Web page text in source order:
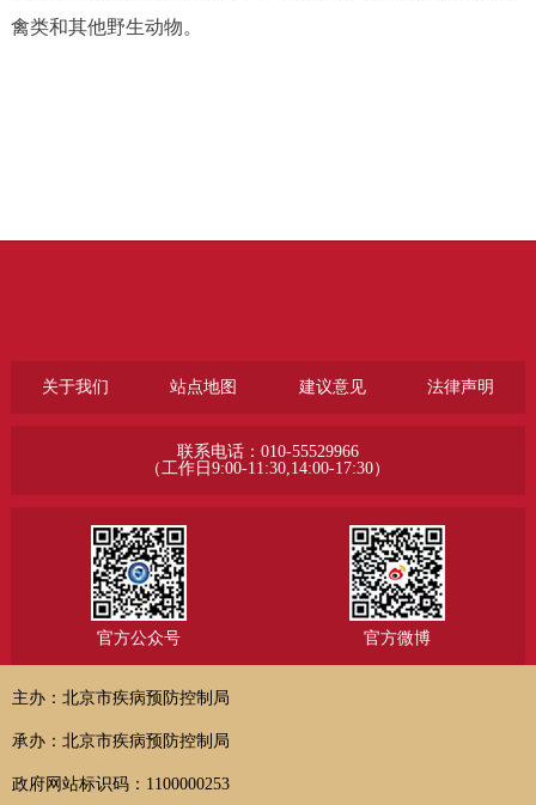
禽类和其他野生动物。
关于我们 站点地图 建议意见 法律声明
联系电话：010-55529966
（工作日9:00-11:30,14:00-17:30）
官方公众号 官方微博
主办：北京市疾病预防控制局
承办：北京市疾病预防控制局
政府网站标识码：1100000253